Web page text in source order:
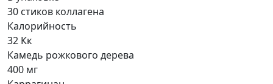
30 стиков коллагена
Калорийность
32 Кк
Камедь рожкового дерева
400 мг